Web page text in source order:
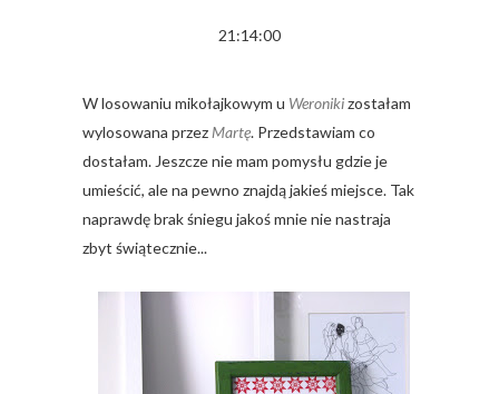
21:14:00
W losowaniu mikołajkowym u Weronikizostałam
wylosowana przez Martę. Przedstawiam co
dostałam. Jeszcze nie mam pomysłu gdzie je
umieścić, ale na pewno znajdą jakieś miejsce. Tak
naprawdę brak śniegu jakoś mnie nie nastraja
zbyt świątecznie...